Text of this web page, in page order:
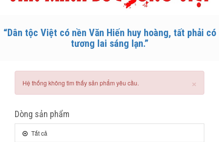
“Dân tộc Việt có nền Văn Hiến huy hoàng, tất phải có
tương lai sáng lạn.”
×
Hệ thống không tìm thấy sản phẩm yêu cầu.
Dòng sản phẩm
Tất cả